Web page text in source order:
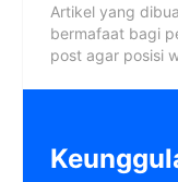
Artikel yang
bermafaat bagi
post agar posisi